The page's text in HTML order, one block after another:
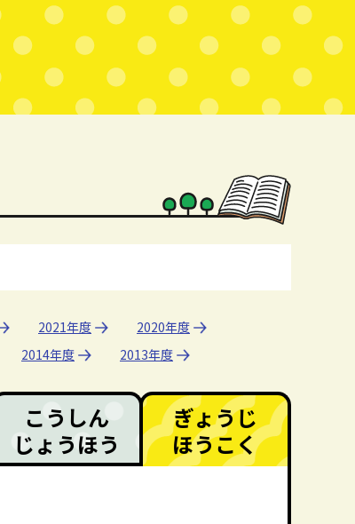
2021年度
2020年度
2014年度 2013年度
こうしん
じょうほう
ぎょうじ
ほうこく